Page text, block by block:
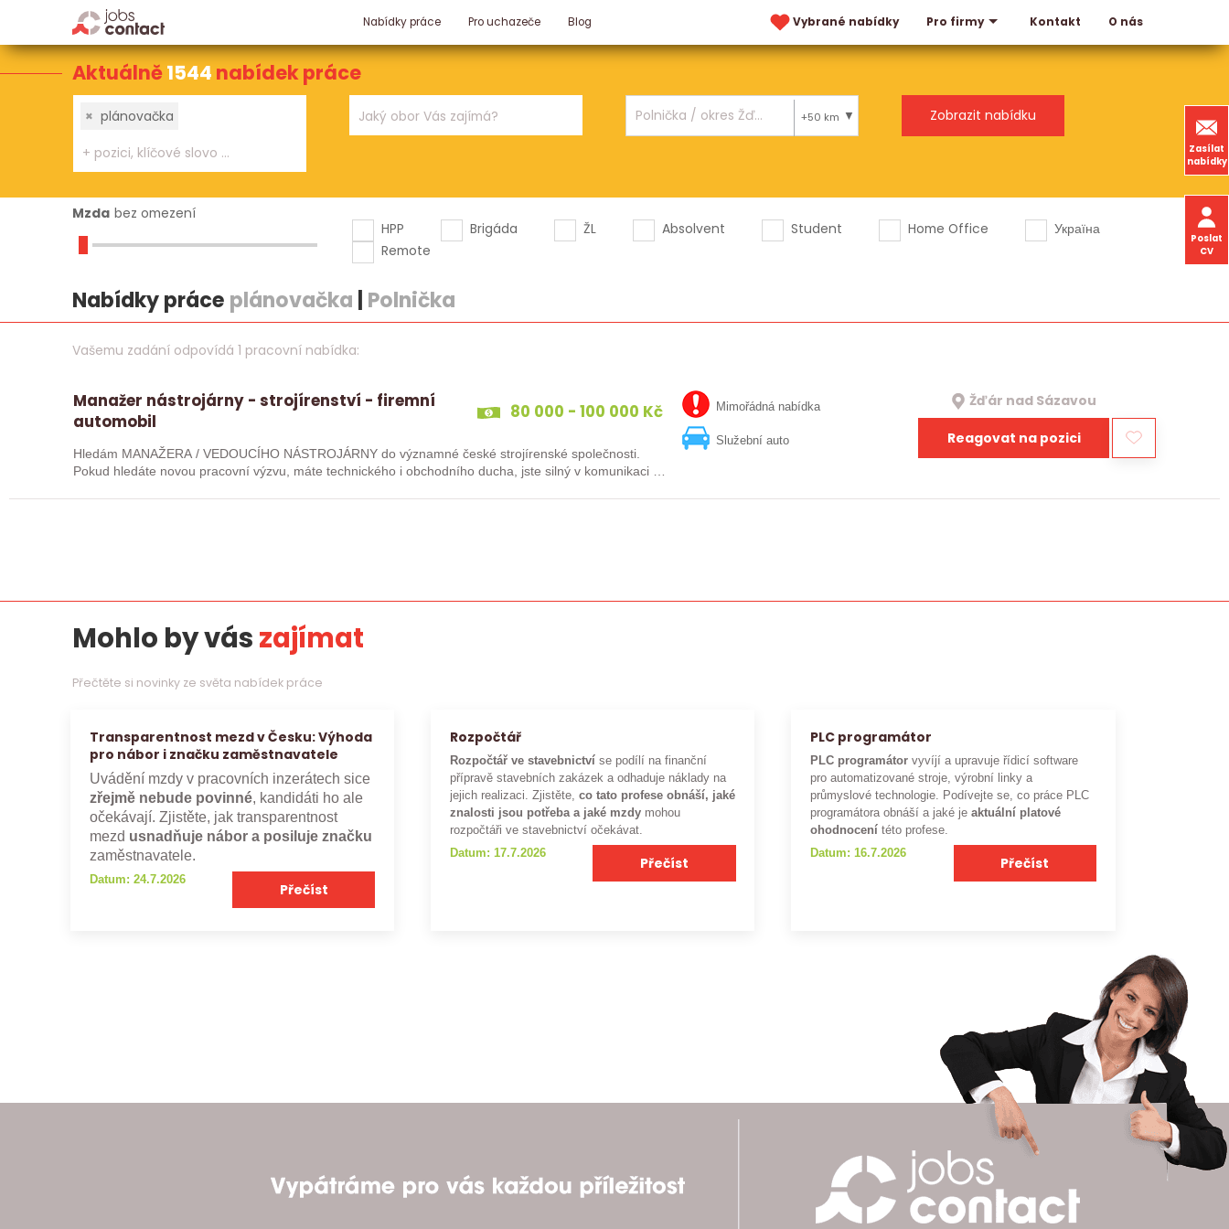
Nabídky práce Pro uchazeče Blog Vybrané nabídky Pro firmy Kontakt O nás
Zasílat
nabídky
Poslat
CV
Aktuálně1544 nabídek práce
× plánovačka +50 km
Mzda bez omezení
HPP
Brigáda ŽL Absolvent Student Home Office
Україна
Remote
Nabídky práce plánovačka Polnička
Vašemu zadání odpovídá 1 pracovní nabídka:
Manažer nástrojárny - strojírenství - firemní
automobil
80 000 - 100 000 Kč
Hledám MANAŽERA / VEDOUCÍHO NÁSTROJÁRNY do významné české strojírenské společnosti.
Pokud hledáte novou pracovní výzvu, máte technického i obchodního ducha, jste silný v komunikaci a
Mimořádná nabídka
Služební auto
Žďár nad Sázavou
Reagovat na pozici
Mohlo by vászajímat
Přečtěte si novinky ze světa nabídek práce
Transparentnost mezd v Česku: Výhoda
pro nábor i značku zaměstnavatele
Uvádění mzdy v pracovních inzerátech sice
zřejmě nebude povinné, kandidáti ho ale
očekávají. Zjistěte, jak transparentnost
mezd usnadňuje nábor a posiluje značku
zaměstnavatele.
Datum: 24.7.2026
Přečíst
Rozpočtář
Rozpočtář ve stavebnictví se podílí na finanční
přípravě stavebních zakázek a odhaduje náklady na
jejich realizaci. Zjistěte,co tato profese obnáší, jaké
znalosti jsou potřeba a jaké mzdy mohou
rozpočtáři ve stavebnictví očekávat.
Datum: 17.7.2026
Přečíst
PLC programátor
PLC programátor vyvíjí a upravuje řídicí software
pro automatizované stroje, výrobní linky a
průmyslové technologie. Podívejte se, co práce PLC
programátora obnáší a jaké je aktuální platové
ohodnocení této profese.
Datum: 16.7.2026
Přečíst